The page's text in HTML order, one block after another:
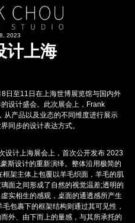
列
2023
计上海
日至11日在上海世博展览馆与国内外
设计盛会。此次展会上，Frank
产品以及业态的不同维度进行展示
同步的设计表达方式。
设计上海展会上，首次公开发布 2023
斯设计的重新演绎。整体沿用极简的
架主体上包覆以羊毛织面，羊毛的肌
面之间形成了自然的视觉温差;透明的
实相生的感观，桌面的通透感所产生
包裹下的框架结构则通过其可见性，
外、由下而上的量感，与其所承托的